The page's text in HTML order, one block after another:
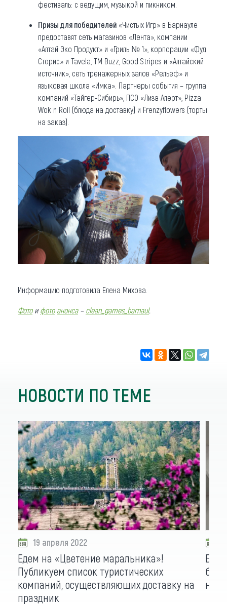
фестиваль: с ведущим, музыкой и пикником.
Призы для победителей «Чистых Игр» в Барнауле
предоставят сеть магазинов «Лента», компании
«Алтай Эко Продукт» и «Гриль № 1», корпорации «Фуд
Сторис» и Tavela, ТМ Buzz, Good Stripes и «Алтайский
источник», сеть тренажерных залов «Рельеф» и
языковая школа «Имка». Партнеры события – группа
компаний «Тайгер-Сибирь», ПСО «Лиза Алерт», Pizza
Wok n Roll (блюда на доставку) и Frenzyflowers (торты
на заказ).
Информацию подготовила Елена Михова.
Фотои фото анонса– clean_games_barnaul.
НОВОСТИ ПО ТЕМЕ
19 апреля 2022
Едем на «Цветение маральника»!
Публикуем список туристических
компаний, осуществляющих доставку на
праздник
на